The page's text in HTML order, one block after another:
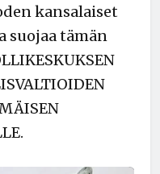
kansalaiset
suojaa tämän